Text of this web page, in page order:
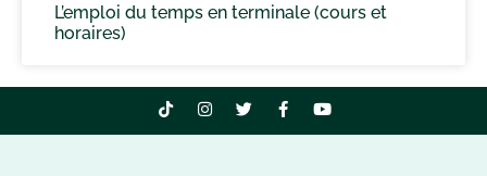
L’emploi du temps en terminale (cours et
horaires)